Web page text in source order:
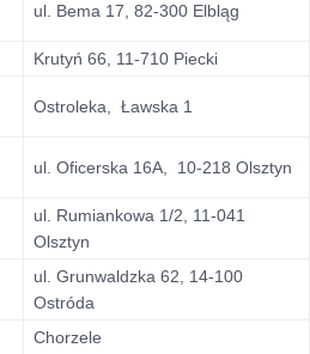
ul. Bema 17, 82-300 Elbląg
Krutyń 66, 11-710 Piecki
Ostroleka, Ławska 1
ul. Oficerska 16A, 10-218 Olsztyn
ul. Rumiankowa 1/2, 11-041
Olsztyn
ul. Grunwaldzka 62, 14-100
Ostróda
Chorzele